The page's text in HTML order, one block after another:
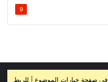
9
تحتاج إلى تعيين مفتاح YouTube API في صفحة خيارات الموضوع | للربط